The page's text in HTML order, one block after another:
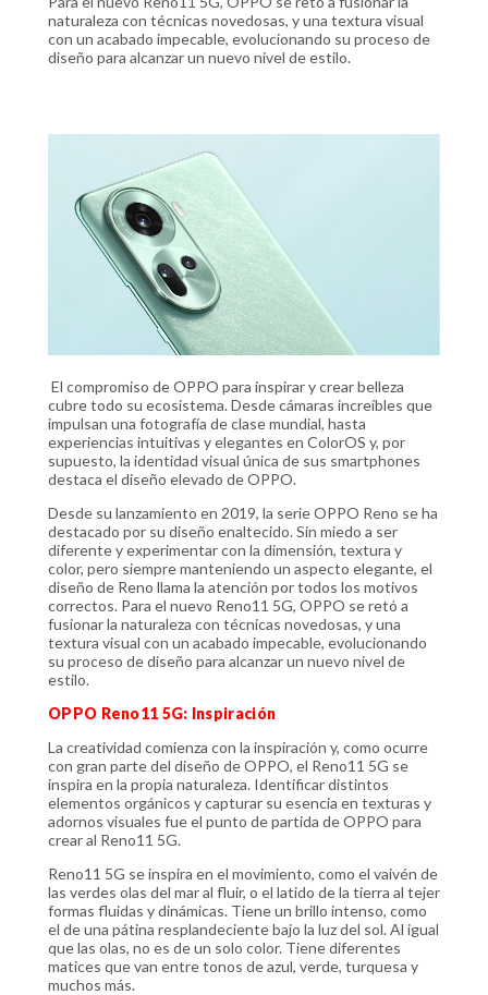
naturaleza con técnicas novedosas, y una textura visual
con un acabado impecable, evolucionando su proceso de
diseño para alcanzar un nuevo nivel de estilo.
El compromiso de OPPO para inspirar y crear belleza
cubre todo su ecosistema. Desde cámaras increíbles que
impulsan una fotografía de clase mundial, hasta
experiencias intuitivas y elegantes en ColorOS y, por
supuesto, la identidad visual única de sus smartphones
destaca el diseño elevado de OPPO.
Desde su lanzamiento en 2019, la serie OPPO Reno se ha
destacado por su diseño enaltecido. Sin miedo a ser
diferente y experimentar con la dimensión, textura y
color, pero siempre manteniendo un aspecto elegante, el
diseño de Reno llama la atención por todos los motivos
correctos. Para el nuevo Reno11 5G, OPPO se retó a
fusionar la naturaleza con técnicas novedosas, y una
textura visual con un acabado impecable, evolucionando
su proceso de diseño para alcanzar un nuevo nivel de
estilo.
OPPO Reno11 5G: Inspiración
La creatividad comienza con la inspiración y, como ocurre
con gran parte del diseño de OPPO, el Reno11 5G se
inspira en la propia naturaleza. Identificar distintos
elementos orgánicos y capturar su esencia en texturas y
adornos visuales fue el punto de partida de OPPO para
crear al Reno11 5G.
Reno11 5G se inspira en el movimiento, como el vaivén de
las verdes olas del mar al fluir, o el latido de la tierra al tejer
formas fluidas y dinámicas. Tiene un brillo intenso, como
el de una pátina resplandeciente bajo la luz del sol. Al igual
que las olas, no es de un solo color. Tiene diferentes
matices que van entre tonos de azul, verde, turquesa y
muchos más.